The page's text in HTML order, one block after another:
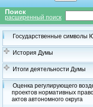
Поиск
расширенный поиск
Государственные символы
История Думы
Итоги деятельности Думы
Оценка регулирующего
проектов нормативных
актов автономного округа